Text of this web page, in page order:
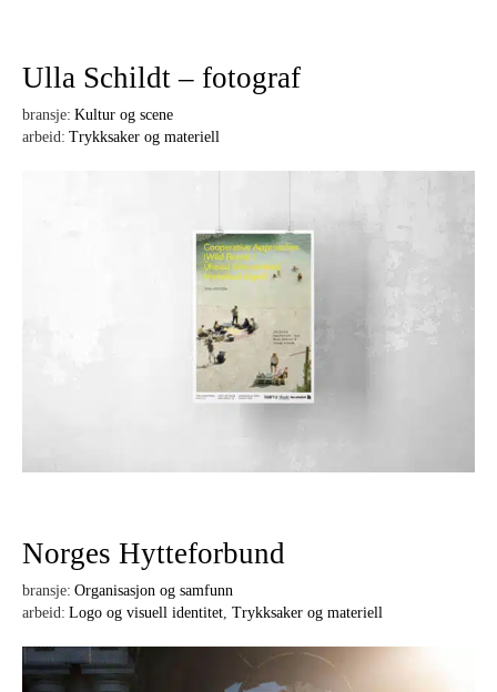
Ulla Schildt – fotograf
bransje: Kultur og scene
arbeid: Trykksaker og materiell
Norges Hytteforbund
bransje: Organisasjon og samfunn
arbeid: Logo og visuell identitet Trykksaker og materiell